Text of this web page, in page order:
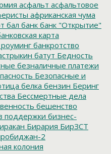
асфальт асфальтовое
африканская чума
бал банк банк "Открытие"
карта
банкротство
батут Бедность
безналичные платежи
Безопасные и
белка бензин Беринг
Бессмертные дела
бешенство
поддержки бизнес-
Бирария БирЗСТ
2
колония